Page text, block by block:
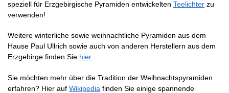
speziell für Erzgebirgische Pyramiden entwickelten Teelichter zu
verwenden!
Weitere winterliche sowie weihnachtliche Pyramiden aus dem
Hause Paul Ullrich sowie auch von anderen Herstellern aus dem
Erzgebirge finden Sie hier.
Sie möchten mehr über die Tradition der Weihnachtspyramiden
erfahren? Hier auf Wikipedia finden Sie einige spannende